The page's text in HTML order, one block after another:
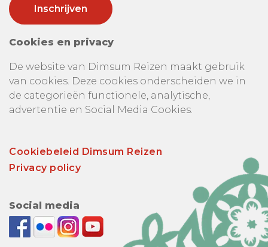
Cookies en privacy
De website van Dimsum Reizen maakt gebruik
van cookies. Deze cookies onderscheiden we in
de categorieën functionele, analytische,
advertentie en Social Media Cookies.
Cookiebeleid Dimsum Reizen
Privacy policy
Social media